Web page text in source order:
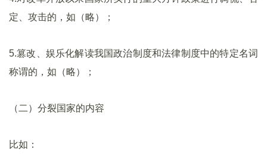
定、攻击的，如（略）；
5.篡改、娱乐化解读我国政治制度和法律制度中的特定名词
称谓的，如（略）；
（二）分裂国家的内容
比如：